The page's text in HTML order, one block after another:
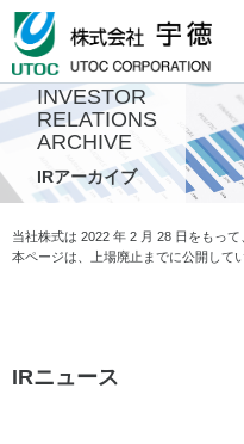
事
INVESTOR
RELATIONS
ARCHIVE
IRアーカイブ
当社株式は 2022 年 2 月 28 日をもって
本ページは、上場廃止までに公開して
IRニュース